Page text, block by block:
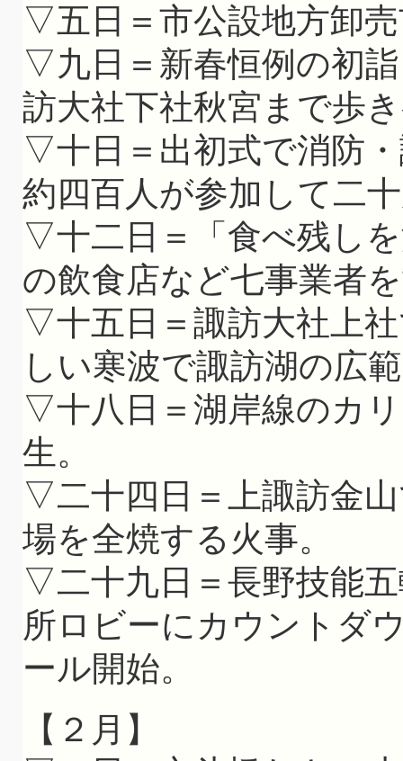
▽五日＝市公設地方卸
▽九日＝新春恒例の初
訪大社下社秋宮まで歩
▽十日＝出初式で消防
約四百人が参加して二
▽十二日＝「食べ残し
の飲食店など七事業者
▽十五日＝諏訪大社上
しい寒波で諏訪湖の広
▽十八日＝湖岸線のカ
生。
▽二十四日＝上諏訪金
場を全焼する火事。
▽二十九日＝長野技能
所ロビーにカウントダ
ール開始。
【２月】